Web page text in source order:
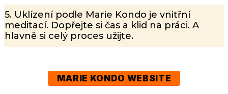
5. Uklízení podle Marie Kondo je vnitřní
meditací. Dopřejte si čas a klid na práci. A
hlavně si celý proces užijte.
MARIE KONDO WEBSITE